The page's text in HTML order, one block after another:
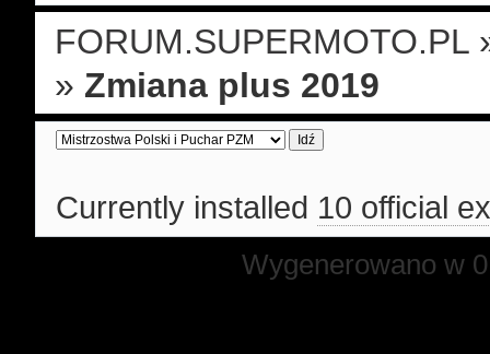
FORUM.SUPERMOTO.PL
» Zmiana plus 2019
Currently installed 10 official
Wygenerowano w